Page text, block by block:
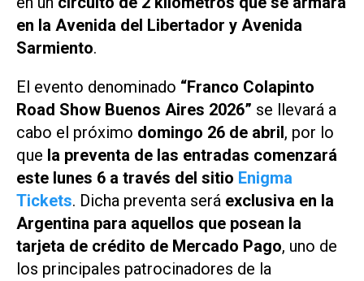
en la Avenida del Libertador y Avenida
Sarmiento.
El evento denominado “Franco Colapinto
Road Show Buenos Aires 2026” se llevará a
cabo el próximo domingo 26 de abril, por lo
que la preventa de las entradas comenzará
este lunes 6 a través del sitio Enigma
Tickets. Dicha preventa será exclusiva en la
Argentina para aquellos que posean la
tarjeta de crédito de Mercado Pago, uno de
los principales patrocinadores de la